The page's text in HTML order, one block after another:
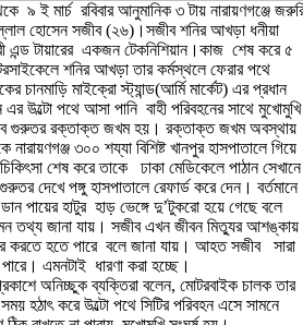
৯ ই মার্চ রবিবার আনুমানিক ৩ টায় নারায়ণগঞ্জে
হোসেন সজীব (২৬)।সজীব শনির আখড়া ধনীয়া
এন্ড টায়ারের একজন টেকনিশিয়ান।কাজ শেষ করে ৫
শনির আখড়া তার কর্মস্থলে ফেরার পথে
চানমাড়ি মাইক্রো স্ট্যান্ড(আর্মি মার্কেট) এর প্রধান
এর উল্টো পথে আসা পানি বাহী পরিবহনের সাথে মুখোমুখি
গুরুতর রক্তাক্ত জখম হয়। রক্তাক্ত জখম অবস্থায়
৩০০ শয্যা বিশিষ্ট খানপুর হাসপাতালে গিয়ে
শেষ করে তাকে ঢাকা মেডিকেলে পাঠান
দেখে পঙ্গু হাসপাতালে রেফার্ড করে দেন। বর্তমানে
পায়ের হাটুর হাড় ভেঙ্গে দু’টুকরো হয়ে গেছে বলে
তথ্য জানা যায়। সজীব এখন জীবন মিত্যুর আশঙ্কায়
করতে হতে পারে বলে জানা যায়। আহত সজীব সারা
এমনটাই ধারণা করা হচ্ছে।
প্রকাশে অনিচ্ছুক ব্যক্তিরা বলেন, মোটরবাইক চালক তার
হঠাৎ করে উল্টো পথে সিটির পরিবহন এসে সামনে